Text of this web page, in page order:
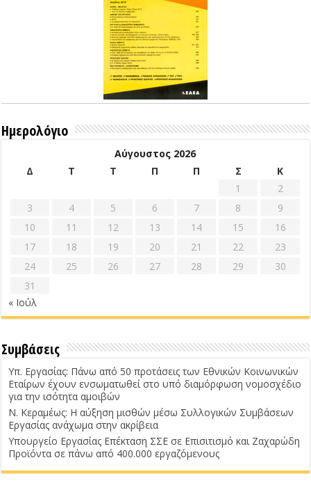
Ημερολόγιο
Αύγουστος 2026
Δ
Τ Τ Π Π Σ
Κ
1
2
3
4 5 6 7 8
9
10
11 12 13 14 15
16
17
18 19 20 21 22
23
24
25 26 27 28 29
30
31
« Ιούλ
Συμβάσεις
Υπ. Εργασίας: Πάνω από 50 προτάσεις των Εθνικών Κοινωνικών
Εταίρων έχουν ενσωματωθεί στο υπό διαμόρφωση νομοσχέδιο
για την ισότητα αμοιβών
Ν. Κεραμέως: Η αύξηση μισθών μέσω Συλλογικών Συμβάσεων
Εργασίας ανάχωμα στην ακρίβεια
Υπουργείο Εργασίας Επέκταση ΣΣΕ σε Επισιτισμό και Ζαχαρώδη
Προϊόντα σε πάνω από 400.000 εργαζόμενους